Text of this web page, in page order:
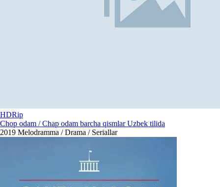
HDRip
Chop odam / Chap odam barcha qismlar Uzbek tilida
2019 Melodramma / Drama / Seriallar